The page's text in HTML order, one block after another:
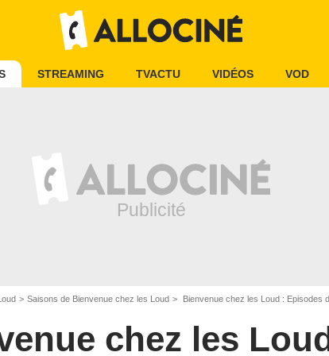
STREAMING TVACTU VIDÉOS VOD
Saisons de Bienvenue chez les Loud Bienvenue chez les Loud : Episodes
chez les